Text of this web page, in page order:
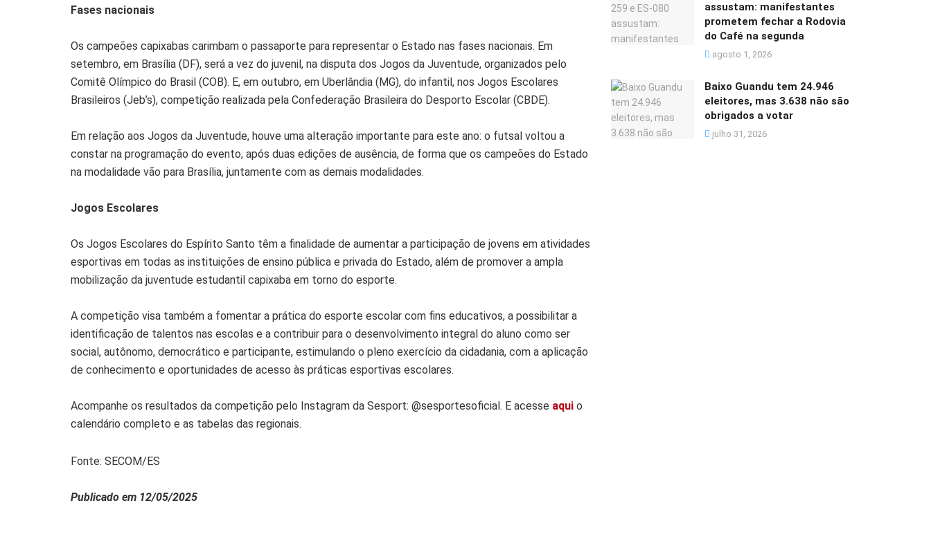
Fases nacionais
Os campeões capixabas carimbam o passaporte para representar o Estado nas fases nacionais. Em
setembro, em Brasília (DF), será a vez do juvenil, na disputa dos Jogos da Juventude, organizados pelo
Comitê Olímpico do Brasil (COB). E, em outubro, em Uberlândia (MG), do infantil, nos Jogos Escolares
Brasileiros (Jeb’s), competição realizada pela Confederação Brasileira do Desporto Escolar (CBDE).
Em relação aos Jogos da Juventude, houve uma alteração importante para este ano: o futsal voltou a
constar na programação do evento, após duas edições de ausência, de forma que os campeões do Estado
na modalidade vão para Brasília, juntamente com as demais modalidades.
Jogos Escolares
Os Jogos Escolares do Espírito Santo têm a finalidade de aumentar a participação de jovens em atividades
esportivas em todas as instituições de ensino pública e privada do Estado, além de promover a ampla
mobilização da juventude estudantil capixaba em torno do esporte.
A competição visa também a fomentar a prática do esporte escolar com fins educativos, a possibilitar a
identificação de talentos nas escolas e a contribuir para o desenvolvimento integral do aluno como ser
social, autônomo, democrático e participante, estimulando o pleno exercício da cidadania, com a aplicação
de conhecimento e oportunidades de acesso às práticas esportivas escolares.
Acompanhe os resultados da competição pelo Instagram da Sesport: @sesportesoficial. E acesse aqui o
calendário completo e as tabelas das regionais.
Fonte: SECOM/ES
Publicado em 12/05/2025
assustam: manifestantes
prometem fechar a Rodovia
do Café na segunda
agosto 1, 2026
Baixo Guandu tem 24.946
eleitores, mas 3.638 não são
obrigados a votar
julho 31, 2026